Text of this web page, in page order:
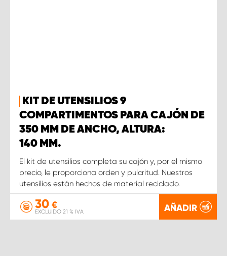
KIT DE UTENSILIOS 9
COMPARTIMENTOS PARA CAJÓN DE
350 MM DE ANCHO, ALTURA:
140 MM.
El kit de utensilios completa su cajón y, por el mismo
precio, le proporciona orden y pulcritud. Nuestros
utensilios están hechos de material reciclado.
30 €
EXCLUIDO 21 % IVA AÑADIR